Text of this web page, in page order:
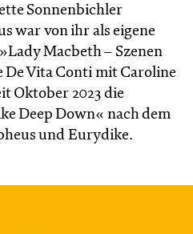
Sonnenbichler
war von ihr als eigene
Macbeth – Szenen
De Vita Conti mit Caroline
Oktober 2023 die
Deep Down« nach dem
und Eurydike.